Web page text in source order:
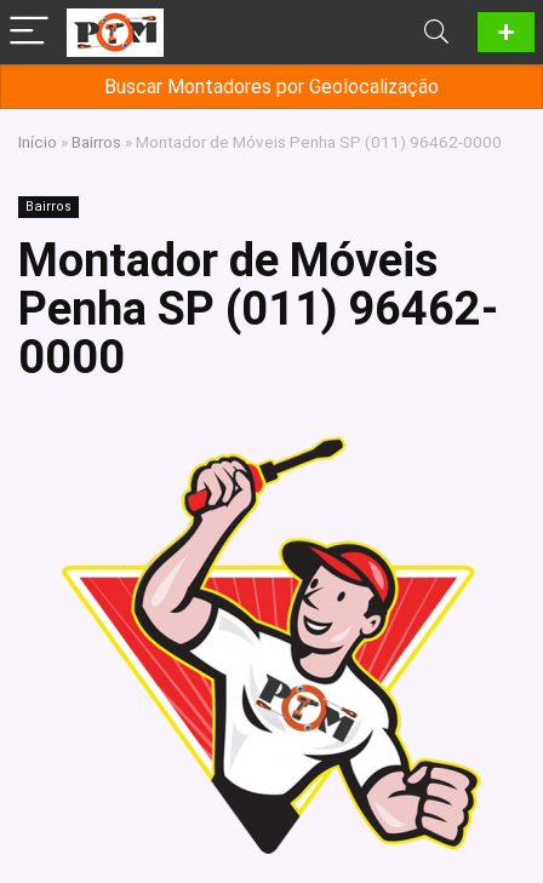
Buscar Montadores por Geolocalização
Início » Bairros » Montador de Móveis Penha SP (011) 96462-0000
Bairros
Montador de Móveis
Penha SP (011) 96462-
0000